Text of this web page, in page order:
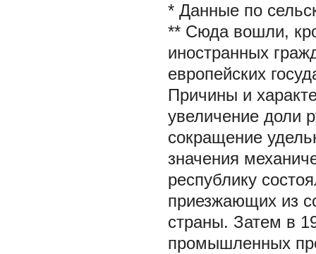
* Данные по
** Сюда вошли,
иностранных
европейских
Причины и
увеличение доли
сокращение
значения
республику
приезжающих из
страны. Затем в
промышленных